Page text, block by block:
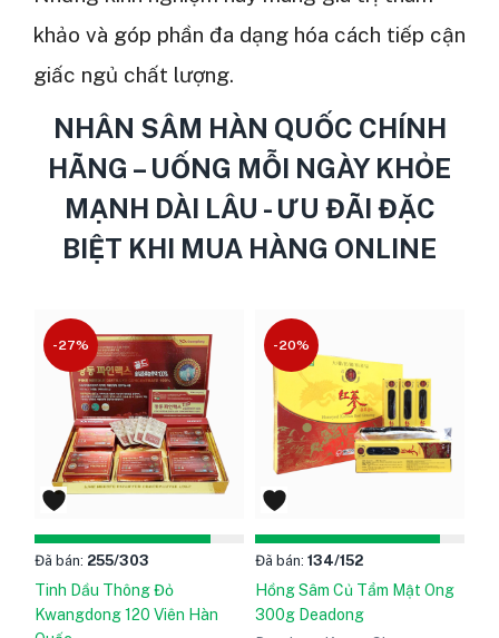
khảo và góp phần đa dạng hóa cách tiếp cận
giấc ngủ chất lượng.
NHÂN SÂM HÀN QUỐC CHÍNH
HÃNG – UỐNG MỖI NGÀY KHỎE
MẠNH DÀI LÂU - ƯU ĐÃI ĐẶC
BIỆT KHI MUA HÀNG ONLINE
-27%
Đã bán: 255/303
Tinh Dầu Thông Đỏ
Kwangdong 120 Viên Hàn
-20%
Đã bán: 134/152
Hồng Sâm Củ Tẩm Mật Ong
300g Deadong